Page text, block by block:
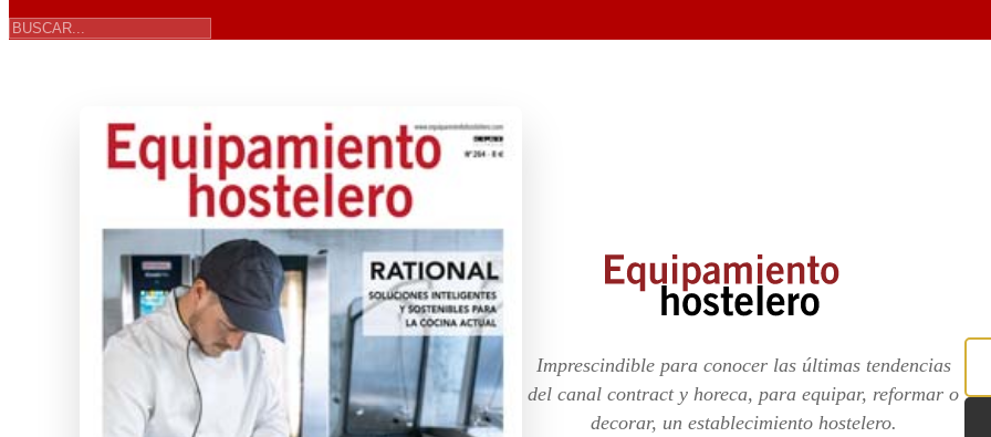
Imprescindible para conocer las últimas tendencias
del canal contract y horeca, para equipar, reformar o
decorar, un establecimiento hostelero.